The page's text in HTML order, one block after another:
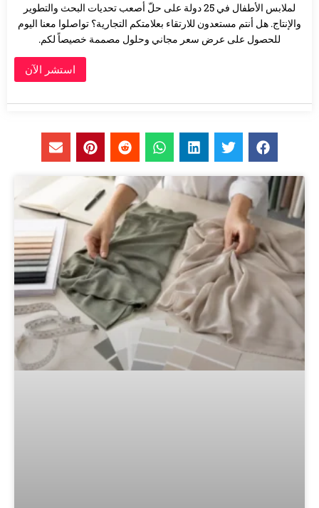
لملابس الأطفال في 25 دولة على حلّ أصعب تحديات البحث والتطوير
والإنتاج. هل أنتم مستعدون للارتقاء بعلامتكم التجارية؟ تواصلوا معنا اليوم
للحصول على عرض سعر مجاني وحلول مصممة خصيصاً لكم.
استشر الآن